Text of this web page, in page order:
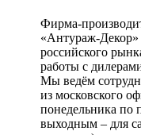
Фирма-
«Антураж-Декор»
российского
работы с
Мы ведём
из московского
понедельника по
выходным – для